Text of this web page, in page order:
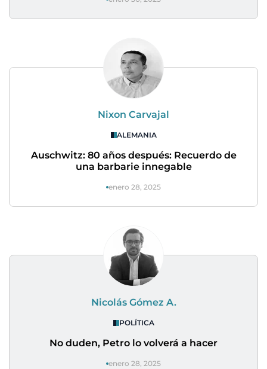
Nixon Carvajal
ALEMANIA
Auschwitz: 80 años después: Recuerdo de
una barbarie innegable
enero 28, 2025
Nicolás Gómez A.
POLÍTICA
No duden, Petro lo volverá a hacer
enero 28, 2025